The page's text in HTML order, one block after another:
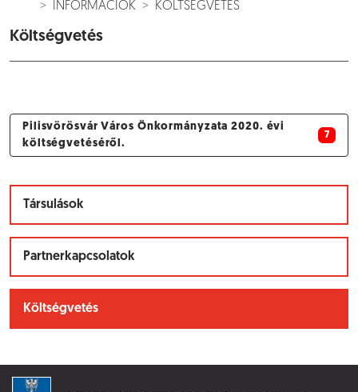
INFORMÁCIÓK
KÖLTSÉGVETÉS
Költségvetés
Pilisvörösvár Város Önkormányzata 2020. évi
költségvetéséről.
7
Társulások
Partnerkapcsolatok
Költségvetés